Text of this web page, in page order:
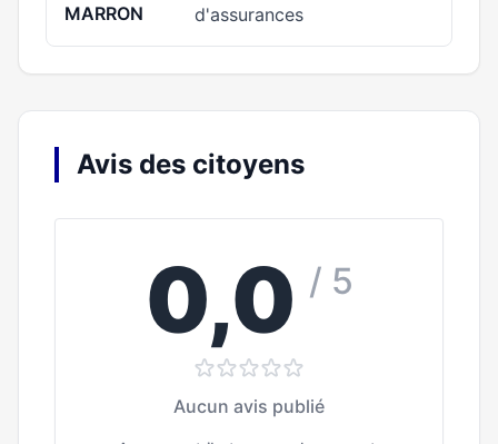
MARRON
d'assurances
Avis des citoyens
0,0 / 5
Aucun avis publié